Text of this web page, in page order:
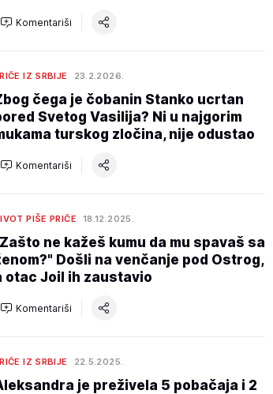
Komentariši
IZ SRBIJE 23.2.2026.
čega je čobanin Stanko ucrtan
Svetog Vasilija? Ni u najgorim
turskog zločina, nije odustao
Komentariši
PIŠE PRIČE 18.12.2025.
ne kažeš kumu da mu spavaš sa
Došli na venčanje pod Ostrog,
otac Joil ih zaustavio
Komentariši
IZ SRBIJE 22.5.2025.
je preživela 5 pobačaja i 2